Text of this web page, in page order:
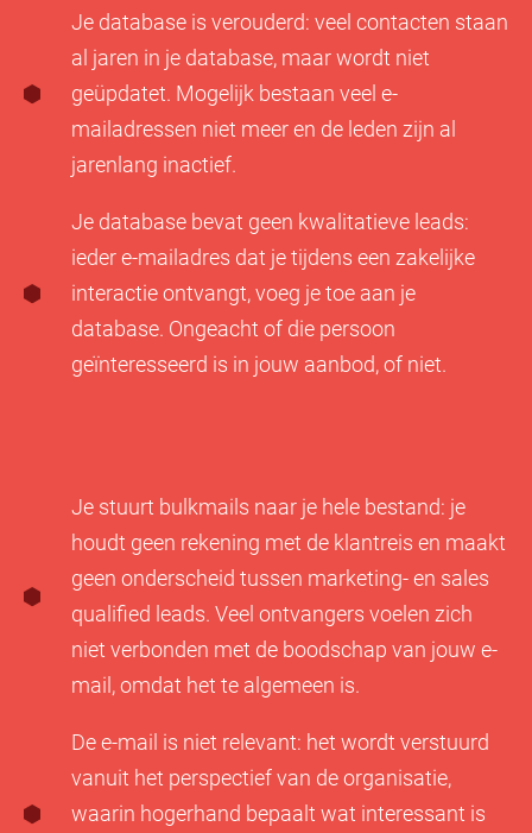
Je database is verouderd: veel contacten staan
al jaren in je database, maar wordt niet
geüpdatet. Mogelijk bestaan veel e-
mailadressen niet meer en de leden zijn al
jarenlang inactief.
Je database bevat geen kwalitatieve leads:
ieder e-mailadres dat je tijdens een zakelijke
interactie ontvangt, voeg je toe aan je
database. Ongeacht of die persoon
geïnteresseerd is in jouw aanbod, of niet.
Je stuurt bulkmails naar je hele bestand: je
houdt geen rekening met de klantreis en maakt
geen onderscheid tussen marketing- en sales
qualified leads. Veel ontvangers voelen zich
niet verbonden met de boodschap van jouw e-
mail, omdat het te algemeen is.
De e-mail is niet relevant: het wordt verstuurd
vanuit het perspectief van de organisatie,
waarin hogerhand bepaalt wat interessant is